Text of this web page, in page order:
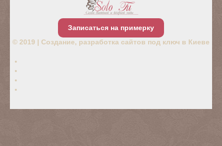
Записаться на примерку
© 2019 | Создание, разработка сайтов под ключ в Киеве